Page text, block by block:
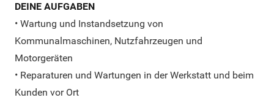
DEINE AUFGABEN
• Wartung und Instandsetzung von
Kommunalmaschinen, Nutzfahrzeugen und
Motorgeräten
• Reparaturen und Wartungen in der Werkstatt und beim
Kunden vor Ort